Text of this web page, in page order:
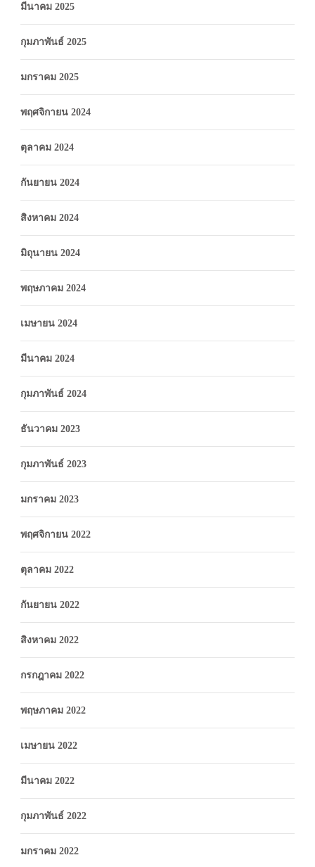
มีนาคม 2025
กุมภาพันธ์ 2025
มกราคม 2025
พฤศจิกายน 2024
ตุลาคม 2024
กันยายน 2024
สิงหาคม 2024
มิถุนายน 2024
พฤษภาคม 2024
เมษายน 2024
มีนาคม 2024
กุมภาพันธ์ 2024
ธันวาคม 2023
กุมภาพันธ์ 2023
มกราคม 2023
พฤศจิกายน 2022
ตุลาคม 2022
กันยายน 2022
สิงหาคม 2022
กรกฎาคม 2022
พฤษภาคม 2022
เมษายน 2022
มีนาคม 2022
กุมภาพันธ์ 2022
มกราคม 2022